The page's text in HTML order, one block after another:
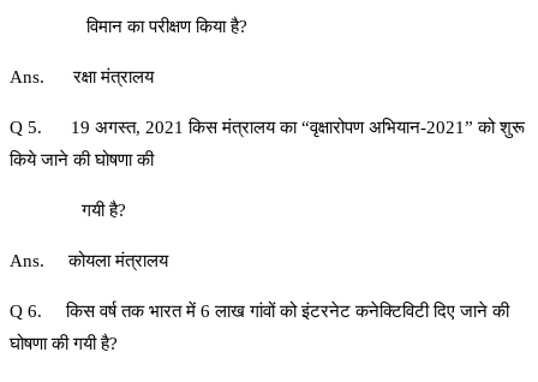
विमान का परीक्षण किया है?
Ans. रक्षा मंत्रालय
Q 5. 19 अगस्त, 2021 किस मंत्रालय का “वृक्षारोपण अभियान-2021” को शुरू
किये जाने की घोषणा की
गयी है?
Ans. कोयला मंत्रालय
Q 6. किस वर्ष तक भारत में 6 लाख गांवों को इंटरनेट कनेक्टिविटी दिए जाने की
घोषणा की गयी है?